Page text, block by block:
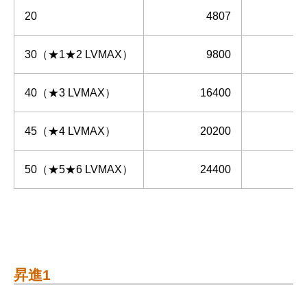
20 4807
30（★1★2 LVMAX） 9800
40（★3 LVMAX） 16400
45（★4 LVMAX） 20200
50（★5★6 LVMAX） 24400
昇進1